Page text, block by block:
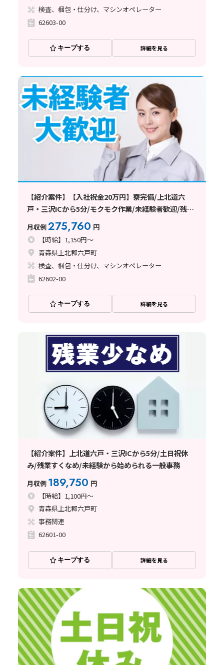
検査、梱包・仕分け、マシンオペレーター
62603-00
キープする 詳細を見る
【紹介案件】【入社祝金20万円】寮完備/上北道六
戸・三沢ICから5分/モクモク作業/未経験者歓迎/残業
ができない方も相談OK
月収例275,760 円
【時給】1,150円～
青森県上北郡六戸町
検査、梱包・仕分け、マシンオペレーター
62602-00
キープする 詳細を見る
【紹介案件】上北道六戸・三沢ICから5分/土日祝休
み/残業すくなめ/未経験から始められる一般事務
月収例 189,750 円
【時給】1,100円～
青森県上北郡六戸町
事務関連
62601-00
キープする 詳細を見る